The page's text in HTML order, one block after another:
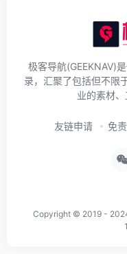
极客导航(GEEKNAV)
录，汇聚了包括但不限
业的素材、
友链申请 免
Copyright © 2019 -